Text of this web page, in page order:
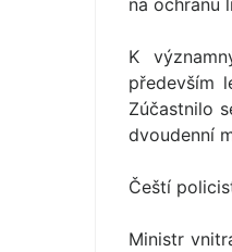
na ochranu
K
především
Zúčastnilo
dvoudenní
Čeští
Ministr